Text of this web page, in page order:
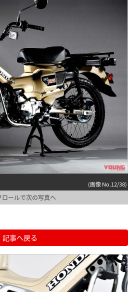
(画像 No.12/38)
ロールで次の写真へ
記事へ戻る